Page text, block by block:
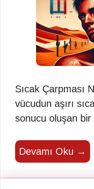
Sıcak Çarpması
vücudun aşırı
sonucu oluşan
Devamı Oku →